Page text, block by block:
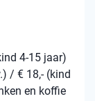
4-15 jaar)
/ € 18,- (kind
en koffie